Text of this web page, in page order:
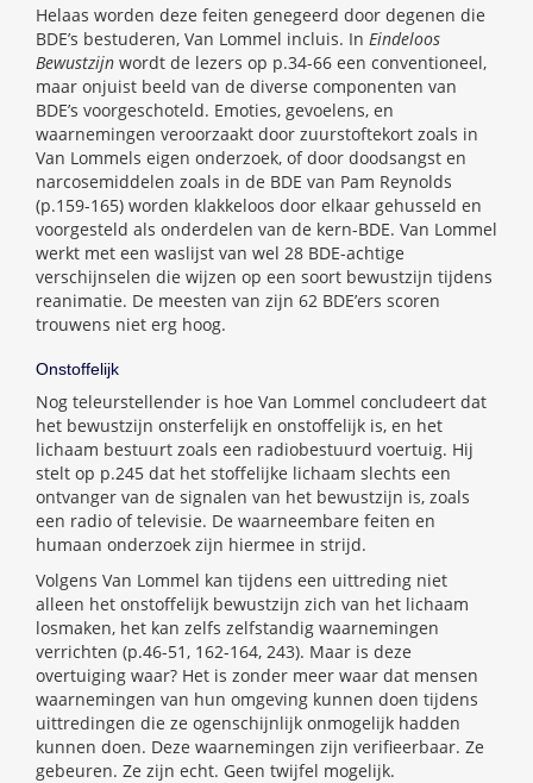
Helaas worden deze feiten genegeerd door degenen die
BDE’s bestuderen, Van Lommel incluis. In Eindeloos
Bewustzijn wordt de lezers op p.34-66 een conventioneel,
maar onjuist beeld van de diverse componenten van
BDE’s voorgeschoteld. Emoties, gevoelens, en
waarnemingen veroorzaakt door zuurstoftekort zoals in
Van Lommels eigen onderzoek, of door doodsangst en
narcosemiddelen zoals in de BDE van Pam Reynolds
(p.159-165) worden klakkeloos door elkaar gehusseld en
voorgesteld als onderdelen van de kern-BDE. Van Lommel
werkt met een waslijst van wel 28 BDE-achtige
verschijnselen die wijzen op een soort bewustzijn tijdens
reanimatie. De meesten van zijn 62 BDE’ers scoren
trouwens niet erg hoog.
Onstoffelijk
Nog teleurstellender is hoe Van Lommel concludeert dat
het bewustzijn onsterfelijk en onstoffelijk is, en het
lichaam bestuurt zoals een radiobestuurd voertuig. Hij
stelt op p.245 dat het stoffelijke lichaam slechts een
ontvanger van de signalen van het bewustzijn is, zoals
een radio of televisie. De waarneembare feiten en
humaan onderzoek zijn hiermee in strijd.
Volgens Van Lommel kan tijdens een uittreding niet
alleen het onstoffelijk bewustzijn zich van het lichaam
losmaken, het kan zelfs zelfstandig waarnemingen
verrichten (p.46-51, 162-164, 243). Maar is deze
overtuiging waar? Het is zonder meer waar dat mensen
waarnemingen van hun omgeving kunnen doen tijdens
uittredingen die ze ogenschijnlijk onmogelijk hadden
kunnen doen. Deze waarnemingen zijn verifieerbaar. Ze
gebeuren. Ze zijn echt. Geen twijfel mogelijk.